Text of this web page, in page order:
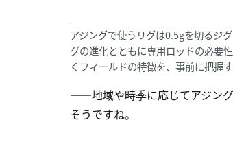
アジングで使うリグは0.5gを切るジ
グの進化とともに専用ロッドの必要
くフィールドの特徴を、事前に把
――地域や時季に応じてアジン
そうですね。